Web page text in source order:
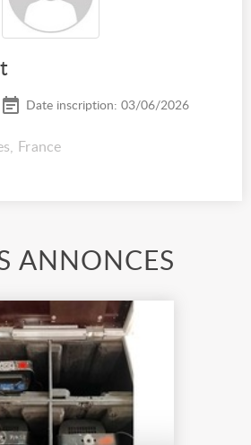
Date inscription: 03/06/2026
France
ANNONCES